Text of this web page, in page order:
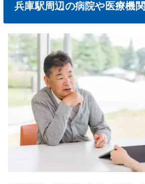
兵庫駅周辺の病院や医療機関